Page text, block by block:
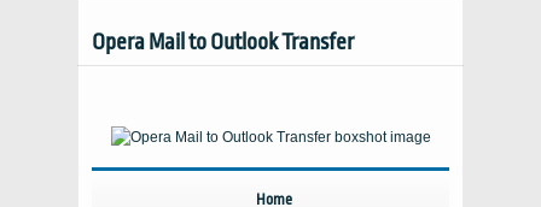
Opera Mail to Outlook Transfer
Home